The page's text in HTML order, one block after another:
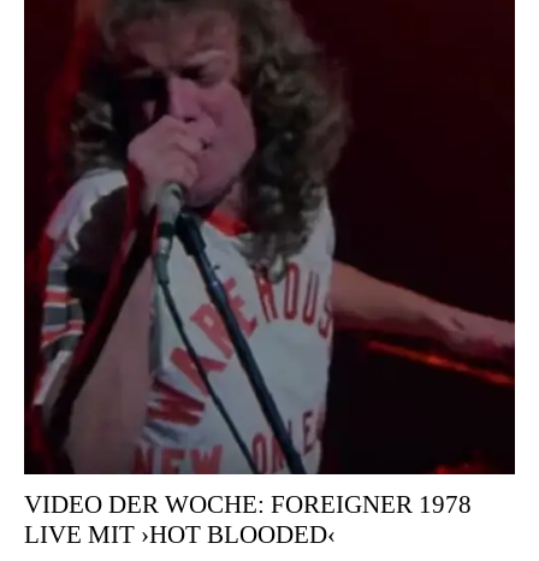
VIDEO DER WOCHE: FOREIGNER 1978
LIVE MIT ›HOT BLOODED‹